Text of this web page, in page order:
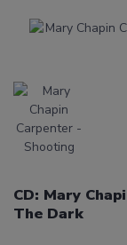
CD: Mary
The Dark